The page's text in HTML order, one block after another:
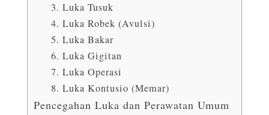
3. Luka Tusuk
4. Luka Robek (Avulsi)
5. Luka Bakar
6. Luka Gigitan
7. Luka Operasi
8. Luka Kontusio (Memar)
Pencegahan Luka dan Perawatan Umum